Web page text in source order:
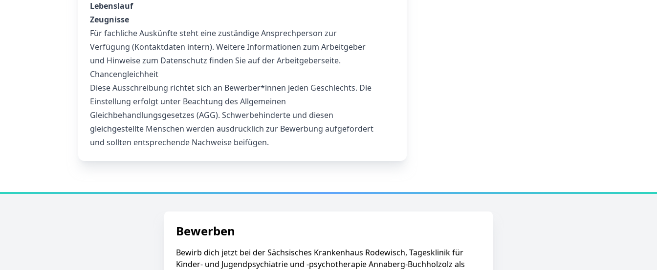
Lebenslauf
Zeugnisse
Für fachliche Auskünfte steht eine zuständige Ansprechperson zur
Verfügung (Kontaktdaten intern). Weitere Informationen zum Arbeitgeber
und Hinweise zum Datenschutz finden Sie auf der Arbeitgeberseite.
Chancengleichheit
Diese Ausschreibung richtet sich an Bewerber*innen jeden Geschlechts. Die
Einstellung erfolgt unter Beachtung des Allgemeinen
Gleichbehandlungsgesetzes (AGG). Schwerbehinderte und diesen
gleichgestellte Menschen werden ausdrücklich zur Bewerbung aufgefordert
und sollten entsprechende Nachweise beifügen.
Bewerben
Bewirb dich jetzt bei der Sächsisches Krankenhaus Rodewisch, Tagesklinik für
Kinder- und Jugendpsychiatrie und -psychotherapie Annaberg-Buchholzolz als